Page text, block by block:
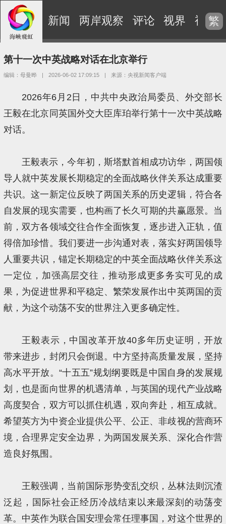
新闻 两岸观察 评论 视界 视频
繁
第十一次中英战略对话在北京举行
编辑：母曼晔 | 2026-06-02 17:09:15 | 来源：央视新闻客户端
2026年6月2日，中共中央政治局委员、外交部长
王毅在北京同英国外交大臣库珀举行第十一次中英战略
对话。
王毅表示，今年初，斯塔默首相成功访华，两国领
导人就中英发展长期稳定的全面战略伙伴关系达成重要
共识。这一新定位反映了两国关系的历史逻辑，符合各
自发展的现实需要，也构画了长久可期的共赢愿景。当
前，双方各领域交往合作全面恢复，逐步进入正轨，值
得倍加珍惜。我们要进一步沟通对表，落实好两国领导
人重要共识，锚定长期稳定的中英全面战略伙伴关系这
一定位，加强高层交往，推动形成更多务实可见的成
果，为促进世界和平稳定、繁荣发展作出中英两国的贡
献，为这个动荡不安的世界注入更多确定性。
王毅表示，中国改革开放40多年历史证明，开放
带来进步，封闭只会倒退。中方坚持高质量发展，坚持
高水平开放。“十五五”规划纲要既是中国自身的发展规
划，也是面向世界的机遇清单，与英国的现代产业战略
高度契合，双方可以抓住机遇，双向奔赴，相互成就。
希望英方为中资企业提供公平、公正、非歧视的营商环
境，合理界定安全边界，为两国发展关系、深化合作营
造良好氛围。
王毅强调，当前国际形势变乱交织，丛林法则沉渣
泛起，国际社会正经历冷战结束以来最深刻的动荡变
革。中英作为联合国安理会常任理事国，对这个世界的